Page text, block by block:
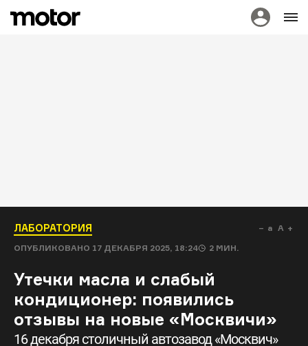
ЛАБОРАТОРИЯ
ОПУБЛИКОВАНО 17 ДЕКАБРЯ 2025, 18:24 2 МИН.
a A
Утечки масла и слабый
кондиционер: появились
отзывы на новые «Москвичи»
16 декабря столичный автозавод «Москвич»